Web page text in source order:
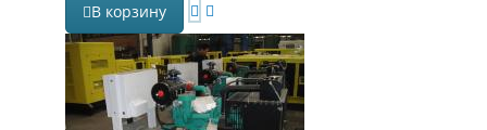
В корзину